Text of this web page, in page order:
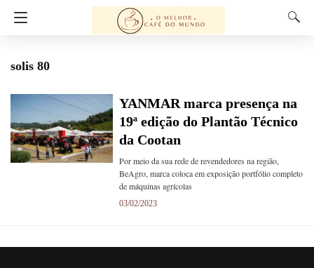
solis 80
YANMAR marca presença na
19ª edição do Plantão Técnico
da Cootan
Por meio da sua rede de revendedores na região,
BeAgro, marca coloca em exposição portfólio completo
de máquinas agrícolas
03/02/2023